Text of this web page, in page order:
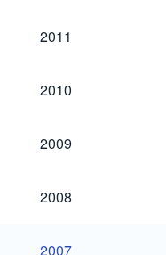
2011
2011
2010
2010
2009
2009
2008
2008
2007
2007